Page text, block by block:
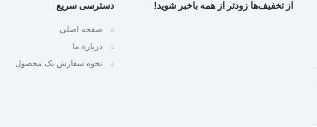
از تخفیف‌ها زودتر از همه باخبر شوید! دسترسی سریع
صفحه اصلی
درباره ما
نحوه سفارش یک محصول